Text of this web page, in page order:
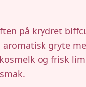
på krydret
aromatisk gryte
og frisk